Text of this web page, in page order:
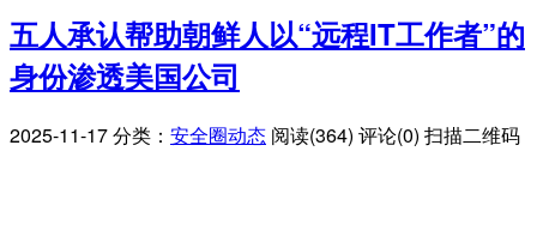
五人承认帮助朝鲜人以“远程IT工作者”的
身份渗透美国公司
2025-11-17分类： 安全圈动态 阅读(364) 评论(0) 扫描二维码